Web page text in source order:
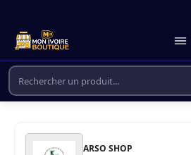
ARSO SHOP